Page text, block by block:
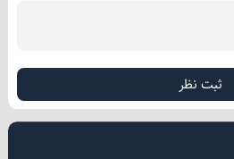
ثبت نظر